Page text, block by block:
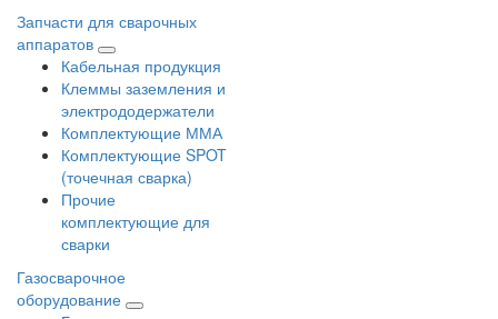
Запчасти для сварочных
аппаратов
Кабельная продукция
Клеммы заземления и
электрододержатели
Комплектующие ММА
Комплектующие SPOT
(точечная сварка)
Прочие
комплектующие для
сварки
Газосварочное
оборудование